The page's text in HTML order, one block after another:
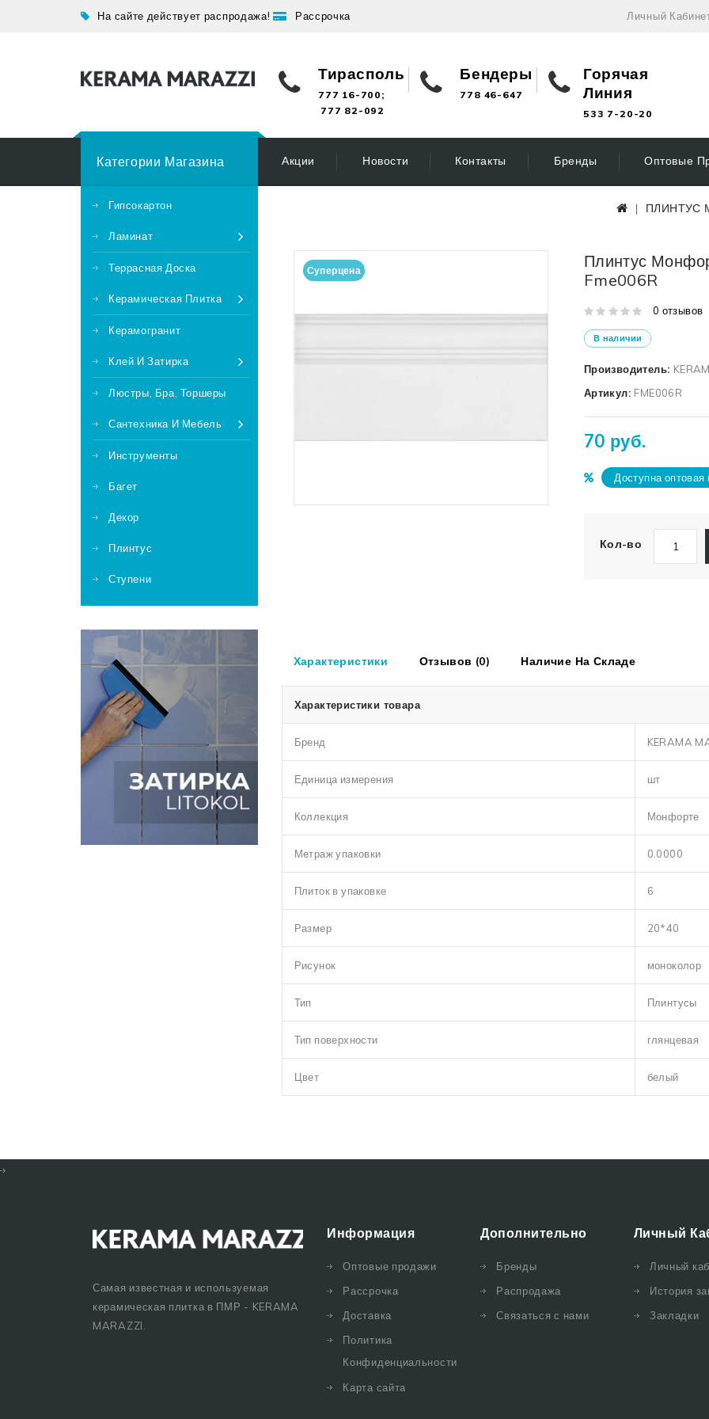
На сайте действует распродажа! Рассрочка Личный
Тирасполь
777 16-700;
777 82-092
Бендеры
778 46-647
Горячая
Линия
533 7-20-20
Акции Новости Контакты Бренды Оптовые
Категории Магазина
Гипсокартон
Ламинат
Террасная Доска
Керамическая Плитка
Керамогранит
Клей И Затирка
Люстры, Бра, Торшеры
Сантехника И Мебель
Инструменты
Багет
Декор
Плинтус
Ступени
ПЛИНТУС
Суперцена
Плинтус
Fme006R
0 отзывов
В наличии
Производитель:
Артикул: FME006R
70 руб.
Доступна оптовая
Кол-во
Характеристики Отзывов (0) Наличие На Складе
Характеристики товара
Бренд KERAMA
Единица измерения шт
Коллекция Монфорте
Метраж упаковки 0.0000
Плиток в упаковке 6
Размер 20*40
Рисунок моноколор
Тип Плинтусы
Тип поверхности глянцевая
Цвет белый
Самая известная и используемая
керамическая плитка в ПМР - KERAMA
MARAZZI.
Информация
Оптовые продажи
Рассрочка
Доставка
Политика
Конфиденциальности
Карта сайта
Дополнительно
Бренды
Распродажа
Связаться с нами
Личный
Личный
История
Закладки